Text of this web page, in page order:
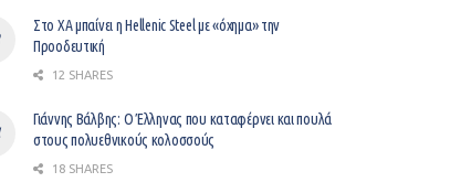
Στο ΧΑ μπαίνει η Hellenic Steel με «όχημα» την
Προοδευτική
12 SHARES
Γιάννης Βάλβης: O Έλληνας που καταφέρνει και πουλά
στους πολυεθνικούς κολοσσούς
18 SHARES